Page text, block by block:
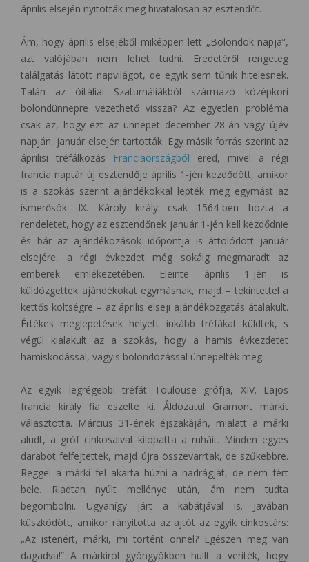
április elsején nyitották meg hivatalosan az esztendőt.
Ám, hogy április elsejéből miképpen lett „Bolondok napja”,
azt valójában nem lehet tudni. Eredetéről rengeteg
találgatás látott napvilágot, de egyik sem tűnik hitelesnek.
Talán az óitáliai Szaturnáliákból származó középkori
bolondünnepre vezethető vissza? Az egyetlen probléma
csak az, hogy ezt az ünnepet december 28-án vagy újév
napján, január elsején tartották. Egy másik forrás szerint az
áprilisi tréfálkozás
Franciaországból ered, mivel a régi
francia naptár új esztendője április 1-jén kezdődött, amikor
is a szokás szerint ajándékokkal lepték meg egymást az
ismerősök. IX. Károly király csak 1564-ben hozta a
rendeletet, hogy az esztendőnek január 1-jén kell kezdődnie
és bár az ajándékozások időpontja is áttolódott január
elsejére, a régi évkezdet még sokáig megmaradt az
emberek emlékezetében. Eleinte április 1-jén is
küldözgettek ajándékokat egymásnak, majd – tekintettel a
kettős költségre – az április elseji ajándékozgatás átalakult.
Értékes meglepetések helyett inkább tréfákat küldtek, s
végül kialakult az a szokás, hogy a hamis évkezdetet
hamiskodással, vagyis bolondozással ünnepelték meg.
Az egyik legrégebbi tréfát Toulouse grófja, XIV. Lajos
francia király fia eszelte ki. Áldozatul Gramont márkit
választotta. Március 31-ének éjszakáján, mialatt a márki
aludt, a gróf cinkosaival kilopatta a ruháit. Minden egyes
darabot felfejtettek, majd újra összevarrtak, de szűkebbre.
Reggel a márki fel akarta húzni a nadrágját, de nem fért
bele. Riadtan nyúlt mellénye után, ám nem tudta
begombolni. Ugyanígy járt a kabátjával is. Javában
küszködött, amikor rányitotta az ajtót az egyik cinkostárs:
„Az istenért, márki, mi történt önnel? Egészen meg van
dagadva!” A márkiról gyöngyökben hullt a veríték, hogy